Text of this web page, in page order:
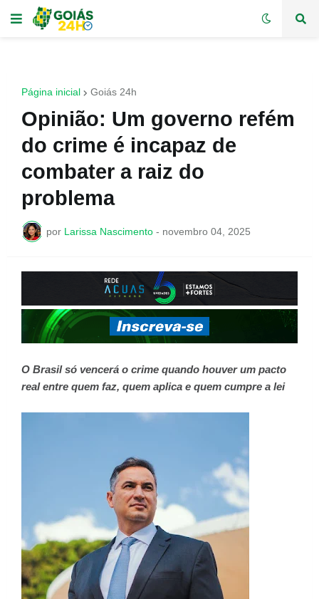
Página inicial Goiás 24h
Opinião: Um governo refém
do crime é incapaz de
combater a raiz do
problema
por Larissa Nascimento - novembro 04, 2025
O Brasil só vencerá o crime quando houver um pacto
real entre quem faz, quem aplica e quem cumpre a lei